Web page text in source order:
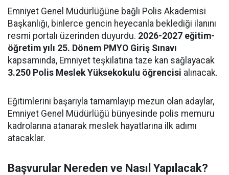
Emniyet Genel Müdürlüğüne bağlı Polis Akademisi
Başkanlığı, binlerce gencin heyecanla beklediği ilanını
resmi portalı üzerinden duyurdu. 2026-2027 eğitim-
öğretim yılı 25. Dönem PMYO Giriş Sınavı
kapsamında, Emniyet teşkilatına taze kan sağlayacak
3.250 Polis Meslek Yüksekokulu öğrencisi alınacak.
Eğitimlerini başarıyla tamamlayıp mezun olan adaylar,
Emniyet Genel Müdürlüğü bünyesinde polis memuru
kadrolarına atanarak meslek hayatlarına ilk adımı
atacaklar.
Başvurular Nereden ve Nasıl Yapılacak?